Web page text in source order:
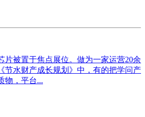
片被置于焦点展位。做为一家运营20余
节水财产成长规划》中，有的把学问产
物，平台...